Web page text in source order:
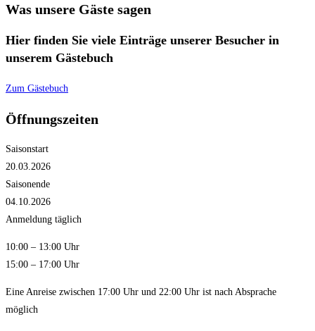
Was unsere Gäste sagen
Hier finden Sie viele Einträge unserer Besucher in
unserem Gästebuch
Zum Gästebuch
Öffnungszeiten
Saisonstart
20.03.2026
Saisonende
04.10.2026
Anmeldung täglich
10:00 – 13:00 Uhr
15:00 – 17:00 Uhr
Eine Anreise zwischen 17:00 Uhr und 22:00 Uhr ist nach Absprache
möglich